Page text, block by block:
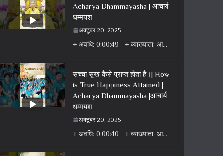
Acharya Dhammayasha | आचार्य
धम्मयश
अक्टूबर 20, 2025
+ अवधि: 0:00:49 + व्याख्याता: आचार्य धम्मयश + वर्ग: वीडियो + विषय: धर्म वार्ता वीडियो + एल्बम: धर्म
सच्चा सुख कैसे प्राप्त होता है।| How
is True Happiness Attained |
Acharya Dhammayasha |आचार्य
धम्मयश
अक्टूबर 20, 2025
+ अवधि: 0:00:40 + व्याख्याता: आचार्य धम्मयश + वर्ग: वीडियो + विषय: धर्म वार्ता वीडियो + एल्बम: धर्म